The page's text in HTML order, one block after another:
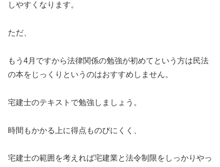
しやすくなります。
ただ、
もう4月ですから法律関係の勉強が初めてという方は民法
の本をじっくりというのはおすすめしません。
宅建士のテキストで勉強しましょう。
時間もかかる上に得点ものびにくく、
宅建士の範囲を考えれば宅建業と法令制限をしっかりやっ